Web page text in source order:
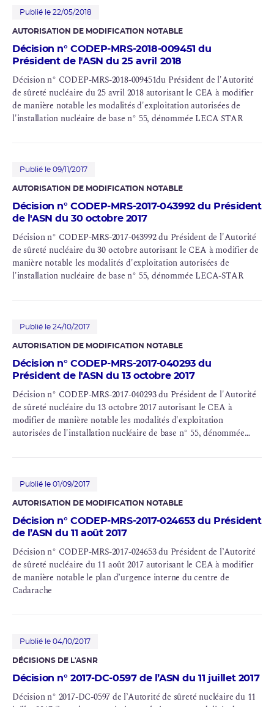
Publié le 22/05/2018
AUTORISATION DE MODIFICATION NOTABLE
Décision n° CODEP-MRS-2018-009451 du
Président de l'ASN du 25 avril 2018
Décision n° CODEP-MRS-2018-009451du Président de l'Autorité
de sûreté nucléaire du 25 avril 2018 autorisant le CEA à modifier
de manière notable les modalités d'exploitation autorisées de
l'installation nucléaire de base n° 55, dénommée LECA STAR
Publié le 09/11/2017
AUTORISATION DE MODIFICATION NOTABLE
Décision n° CODEP-MRS-2017-043992 du Président
de l'ASN du 30 octobre 2017
Décision n° CODEP-MRS-2017-043992 du Président de l'Autorité
de sûreté nucléaire du 30 octobre autorisant le CEA à modifier de
manière notable les modalités d'exploitation autorisées de
l'installation nucléaire de base n° 55, dénommée LECA-STAR
Publié le 24/10/2017
AUTORISATION DE MODIFICATION NOTABLE
Décision n° CODEP-MRS-2017-040293 du
Président de l'ASN du 13 octobre 2017
Décision n° CODEP-MRS-2017-040293 du Président de l'Autorité
de sûreté nucléaire du 13 octobre 2017 autorisant le CEA à
modifier de manière notable les modalités d'exploitation
autorisées de l'installation nucléaire de base n° 55, dénommée
Publié le 01/09/2017
AUTORISATION DE MODIFICATION NOTABLE
Décision n° CODEP-MRS-2017-024653 du Président
de l’ASN du 11 août 2017
Décision n° CODEP-MRS-2017-024653 du Président de l’Autorité
de sûreté nucléaire du 11 août 2017 autorisant le CEA à modifier
de manière notable le plan d’urgence interne du centre de
Cadarache
Publié le 04/10/2017
DÉCISIONS DE L'ASNR
Décision n° 2017-DC-0597 de l’ASN du 11 juillet 2017
Décision n° 2017-DC-0597 de l’Autorité de sûreté nucléaire du 11